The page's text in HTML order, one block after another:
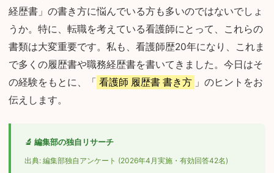
経歴書」の書き方に悩んでいる方も多いのではないでしょ
うか。特に、転職を考えている看護師にとって、これらの
書類は大変重要です。私も、看護師歴20年になり、これま
で多くの履歴書や職務経歴書を書いてきました。今日はそ
の経験をもとに、「 看護師 履歴書 書き方 」のヒントをお
伝えします。
🔬 編集部の独自リサーチ
出典: 編集部独自アンケート (2026年4月実施・有効回答42名)